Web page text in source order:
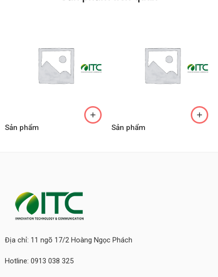
Sản phẩm Sản phẩm
Địa chỉ: 11 ngõ 17/2 Hoàng Ngọc Phách
Hotline: 0913 038 325